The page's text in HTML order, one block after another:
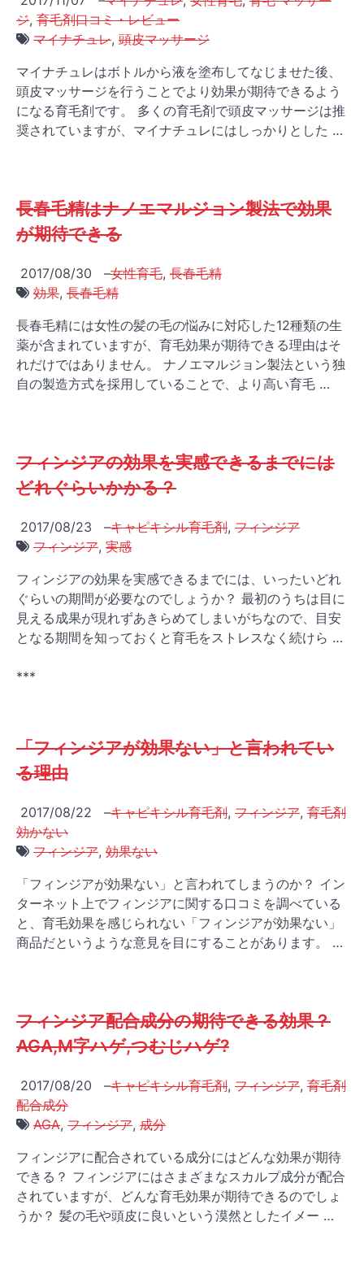
ジ, 育毛剤口コミ・レビュー
マイナチュレ, 頭皮マッサージ
マイナチュレはボトルから液を塗布してなじませた後、
頭皮マッサージを行うことでより効果が期待できるよう
になる育毛剤です。 多くの育毛剤で頭皮マッサージは推
奨されていますが、マイナチュレにはしっかりとした …
長春毛精はナノエマルジョン製法で効果
が期待できる
2017/08/30 –女性育毛, 長春毛精
効果, 長春毛精
長春毛精には女性の髪の毛の悩みに対応した12種類の生
薬が含まれていますが、育毛効果が期待できる理由はそ
れだけではありません。 ナノエマルジョン製法という独
自の製造方式を採用していることで、より高い育毛 …
フィンジアの効果を実感できるまでには
どれぐらいかかる？
2017/08/23 –キャピキシル育毛剤, フィンジア
フィンジア, 実感
フィンジアの効果を実感できるまでには、いったいどれ
ぐらいの期間が必要なのでしょうか？ 最初のうちは目に
見える成果が現れずあきらめてしまいがちなので、目安
となる期間を知っておくと育毛をストレスなく続けら …
***
「フィンジアが効果ない」と言われてい
る理由
2017/08/22 –キャピキシル育毛剤, フィンジア, 育毛剤
効かない
フィンジア, 効果ない
「フィンジアが効果ない」と言われてしまうのか？ イン
ターネット上でフィンジアに関する口コミを調べている
と、育毛効果を感じられない「フィンジアが効果ない」
商品だというような意見を目にすることがあります。 …
フィンジア配合成分の期待できる効果？
AGA,M字ハゲ,つむじハゲ?
2017/08/20 –キャピキシル育毛剤, フィンジア, 育毛剤
配合成分
AGA, フィンジア, 成分
フィンジアに配合されている成分にはどんな効果が期待
できる？ フィンジアにはさまざまなスカルプ成分が配合
されていますが、どんな育毛効果が期待できるのでしょ
うか？ 髪の毛や頭皮に良いという漠然としたイメー …